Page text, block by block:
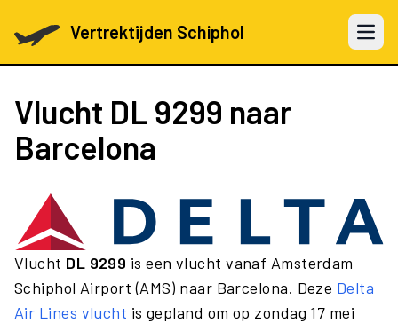
Vertrektijden Schiphol Open
Vlucht DL 9299 naar
Barcelona
Vlucht DL 9299 is een vlucht vanaf Amsterdam
Schiphol Airport (AMS) naar Barcelona. Deze Delta
Air Lines vlucht is gepland om op zondag 17 mei